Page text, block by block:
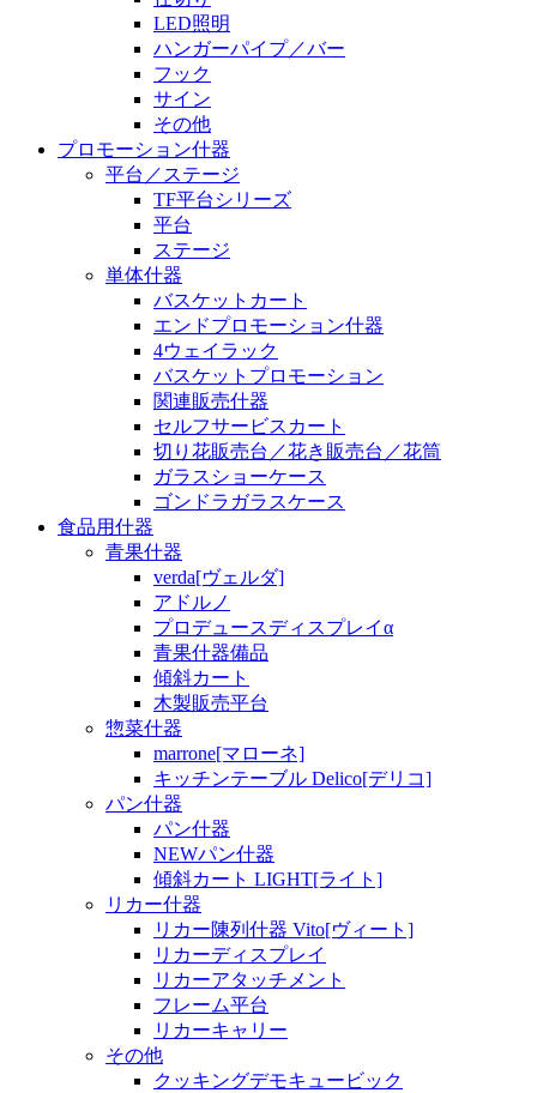
LED照明
ハンガーパイプ／バー
フック
サイン
その他
プロモーション什器
平台／ステージ
TF平台シリーズ
平台
ステージ
単体什器
バスケットカート
エンドプロモーション什器
4ウェイラック
バスケットプロモーション
関連販売什器
セルフサービスカート
切り花販売台／花き販売台／花筒
ガラスショーケース
ゴンドラガラスケース
食品用什器
青果什器
verda[ヴェルダ]
アドルノ
プロデュースディスプレイα
青果什器備品
傾斜カート
木製販売平台
惣菜什器
marrone[マローネ]
キッチンテーブル Delico[デリコ]
パン什器
パン什器
NEWパン什器
傾斜カート LIGHT[ライト]
リカー什器
リカー陳列什器 Vito[ヴィート]
リカーディスプレイ
リカーアタッチメント
フレーム平台
リカーキャリー
その他
クッキングデモキュービック